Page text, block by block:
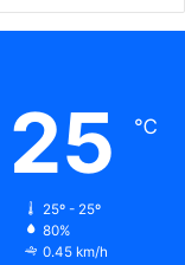
25 ℃
25º - 25º
80%
0.45 km/h